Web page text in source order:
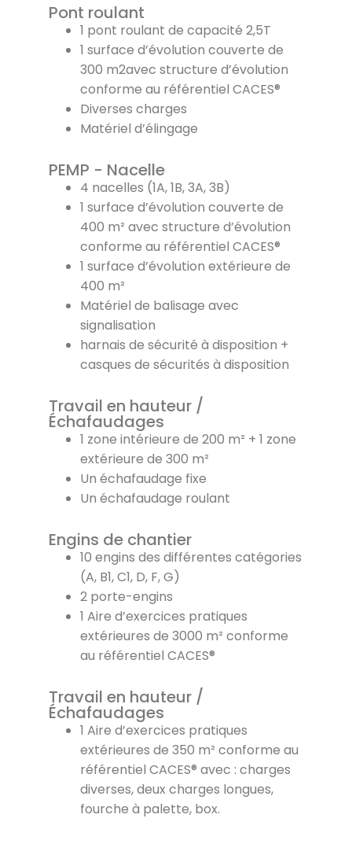
Pont roulant
1 pont roulant de capacité 2,5T
1 surface d’évolution couverte de
300 m2avec structure d’évolution
conforme au référentiel CACES®
Diverses charges
Matériel d’élingage
PEMP - Nacelle
4 nacelles (1A, 1B, 3A, 3B)
1 surface d’évolution couverte de
400 m² avec structure d’évolution
conforme au référentiel CACES®
1 surface d’évolution extérieure de
400 m²
Matériel de balisage avec
signalisation
harnais de sécurité à disposition +
casques de sécurités à disposition
Travail en hauteur /
Échafaudages
1 zone intérieure de 200 m² + 1 zone
extérieure de 300 m²
Un échafaudage fixe
Un échafaudage roulant
Engins de chantier
10 engins des différentes catégories
(A, B1, C1, D, F, G)
2 porte-engins
1 Aire d’exercices pratiques
extérieures de 3000 m² conforme
au référentiel CACES®
Travail en hauteur /
Échafaudages
1 Aire d’exercices pratiques
extérieures de 350 m² conforme au
référentiel CACES® avec : charges
diverses, deux charges longues,
fourche à palette, box.